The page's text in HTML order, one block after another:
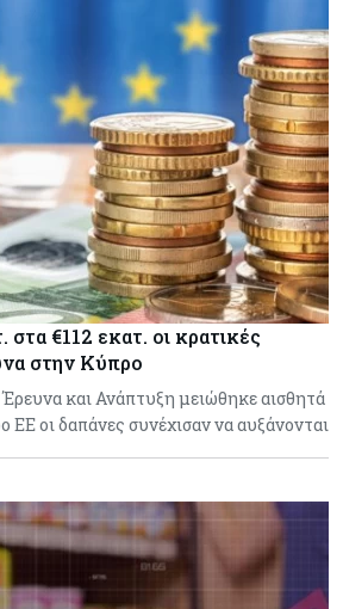
€112 εκατ. οι κρατικές
στην Κύπρο
και Ανάπτυξη μειώθηκε αισθητά
ΕΕ οι δαπάνες συνέχισαν να αυξάνονται